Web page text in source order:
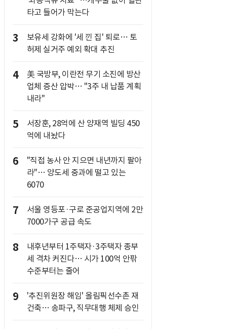
타고 들어가 막는다
3
보유세 강화에 '세 낀 집' 퇴로… 토
허제 실거주 예외 확대 추진
4
美 국방부, 이란전 무기 소진에 방산
업체 증산 압박… "3주 내 납품 계획
내라"
5
서장훈, 28억에 산 양재역 빌딩 450
억에 내놨다
6
"직접 농사 안 지으면 내년까지 팔아
라"… 양도세 중과에 떨고 있는
6070
7
서울 영등포·구로 준공업지역에 2만
7000가구 공급 속도
8
내후년부터 1주택자·3주택자 종부
세 격차 커진다… 시가 100억 안팎
수준부터는 줄어
9
'추진위원장 해임' 올림픽선수촌 재
건축… 송파구, 직무대행 체제 승인